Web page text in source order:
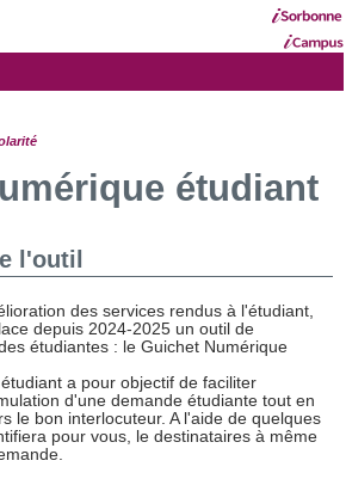
étudiant
l'outil
des services rendus à l'étudiant,
depuis 2024-2025 un outil de
étudiantes : le Guichet Numérique
a pour objectif de faciliter
d'une demande étudiante tout en
le bon interlocuteur. A l'aide de quelques
pour vous, le destinataires à même